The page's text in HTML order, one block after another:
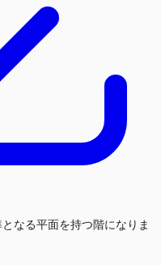
なる平面を持つ階になりま